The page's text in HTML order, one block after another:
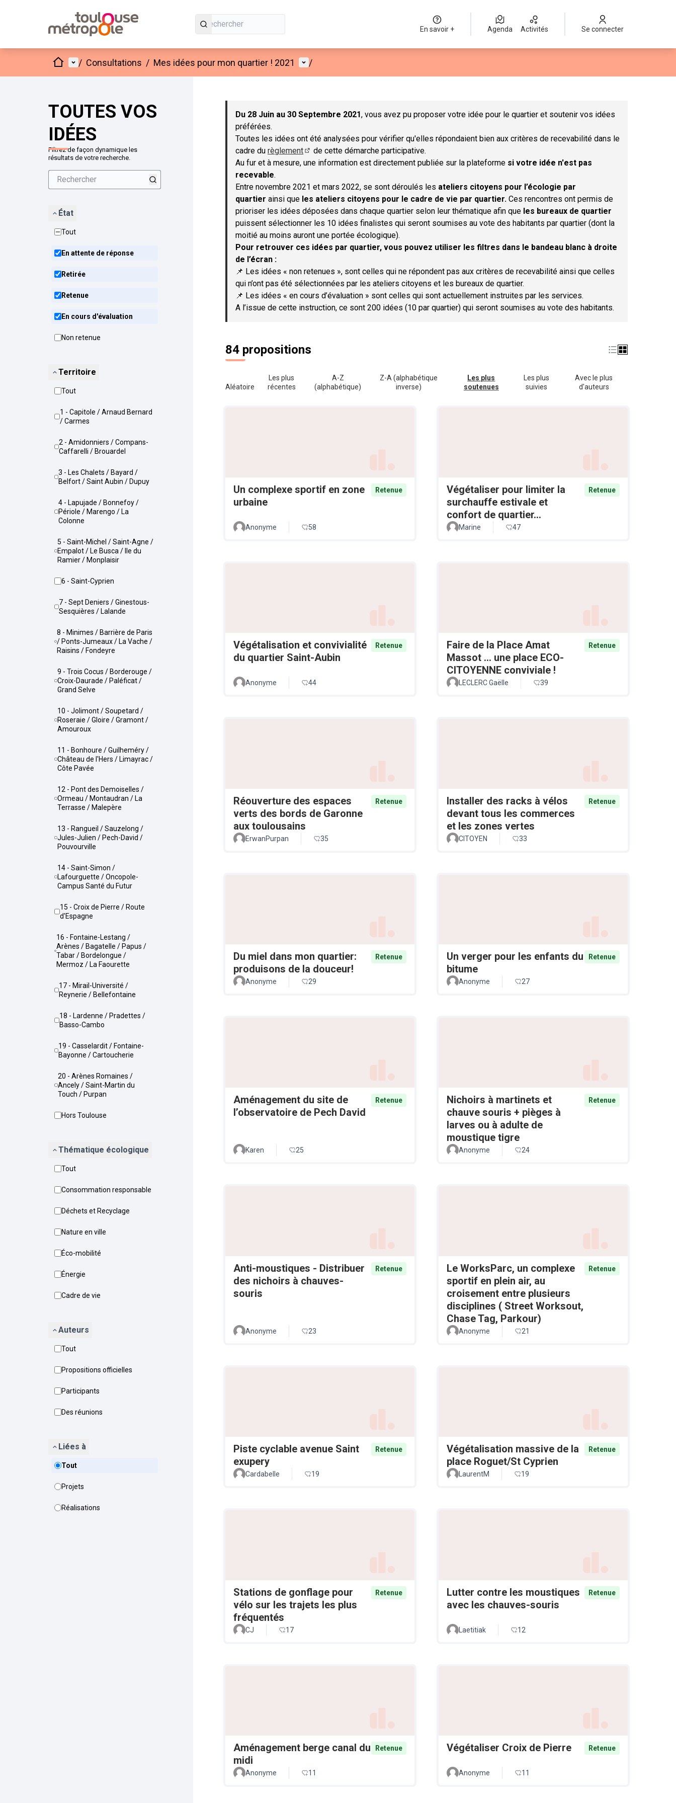
En savoir + Agenda Activités Se connecter
AccueilMenu principal
/ Consultations / Mes idées pour mon quartier ! 2021 Menu utilisateur
/
TOUTES VOS
IDÉES
Filtrez de façon dynamique les
résultats de votre recherche.
État
Tout
En attente de réponse
Retirée
Retenue
En cours d'évaluation
Non retenue
Territoire
Tout
1 - Capitole / Arnaud Bernard
/ Carmes
2 - Amidonniers / Compans-
Caffarelli / Brouardel
3 - Les Chalets / Bayard /
Belfort / Saint Aubin / Dupuy
4 - Lapujade / Bonnefoy /
Périole / Marengo / La
Colonne
5 - Saint-Michel / Saint-Agne /
Empalot / Le Busca / Ile du
Ramier / Monplaisir
6 - Saint-Cyprien
7 - Sept Deniers / Ginestous-
Sesquières / Lalande
8 - Minimes / Barrière de Paris
/ Ponts-Jumeaux / La Vache /
Raisins / Fondeyre
9 - Trois Cocus / Borderouge /
Croix-Daurade / Paléficat /
Grand Selve
10 - Jolimont / Soupetard /
Roseraie / Gloire / Gramont /
Amouroux
11 - Bonhoure / Guilheméry /
Château de l'Hers / Limayrac /
Côte Pavée
12 - Pont des Demoiselles /
Ormeau / Montaudran / La
Terrasse / Malepère
13 - Rangueil / Sauzelong /
Jules-Julien / Pech-David /
Pouvourville
14 - Saint-Simon /
Lafourguette / Oncopole-
Campus Santé du Futur
15 - Croix de Pierre / Route
d'Espagne
16 - Fontaine-Lestang /
Arènes / Bagatelle / Papus /
Tabar / Bordelongue /
Mermoz / La Faourette
17 - Mirail-Université /
Reynerie / Bellefontaine
18 - Lardenne / Pradettes /
Basso-Cambo
19 - Casselardit / Fontaine-
Bayonne / Cartoucherie
20 - Arènes Romaines /
Ancely / Saint-Martin du
Touch / Purpan
Hors Toulouse
Thématique écologique
Tout
Consommation responsable
Déchets et Recyclage
Nature en ville
Éco-mobilité
Énergie
Cadre de vie
Auteurs
Tout
Propositions officielles
Participants
Des réunions
Liées à
Tout
Projets
Réalisations
Passer la carte
Du 28 Juin au 30 Septembre 2021, vous avez pu proposer votre idée pour le quartier et soutenir vos idées
préférées.
Toutes les idées ont été analysées pour vérifier qu'elles répondaient bien aux critères de recevabilité dans le
cadre du règlement
(S'ouvre dans un nouvel onglet)
de cette démarche participative.
Au fur et à mesure, une information est directement publiée sur la plateforme si votre idée n'est pas
recevable.
Entre novembre 2021 et mars 2022, se sont déroulés les ateliers citoyens pour l’écologie par
quartier ainsi que les ateliers citoyens pour le cadre de vie par quartier. Ces rencontres ont permis de
prioriser les idées déposées dans chaque quartier selon leur thématique afin que les bureaux de quartier
puissent sélectionner les 10 idées finalistes qui seront soumises au vote des habitants par quartier (dont la
moitié au moins auront une portée écologique).
Pour retrouver ces idées par quartier, vous pouvez utiliser les filtres dans le bandeau blanc à droite
de l’écran :
📌 Les idées « non retenues », sont celles qui ne répondent pas aux critères de recevabilité ainsi que celles
qui n’ont pas été sélectionnées par les ateliers citoyens et les bureaux de quartier.
📌 Les idées « en cours d’évaluation » sont celles qui sont actuellement instruites par les services.
A l’issue de cette instruction, ce sont 200 idées (10 par quartier) qui seront soumises au vote des habitants.
84 propositions
Aléatoire
Les plus
récentes
A-Z
(alphabétique)
Z-A (alphabétique
inverse)
Les plus
soutenues
Les plus
suivies
Avec le plus
d'auteurs
Un complexe sportif en zone
urbaine
Retenue
Anonyme 58
Végétaliser pour limiter la
surchauffe estivale et
confort de quartier...
Retenue
Marine 47
Végétalisation et convivialité
du quartier Saint-Aubin
Retenue
Anonyme 44
Faire de la Place Amat
Massot ... une place ECO-
CITOYENNE conviviale !
Retenue
LECLERC Gaëlle 39
Réouverture des espaces
verts des bords de Garonne
aux toulousains
Retenue
ErwanPurpan 35
Installer des racks à vélos
devant tous les commerces
et les zones vertes
Retenue
CITOYEN 33
Du miel dans mon quartier:
produisons de la douceur!
Retenue
Anonyme 29
Un verger pour les enfants du
bitume
Retenue
Anonyme 27
Aménagement du site de
l’observatoire de Pech David
Retenue
Karen 25
Nichoirs à martinets et
chauve souris + pièges à
larves ou à adulte de
moustique tigre
Retenue
Anonyme 24
Anti-moustiques - Distribuer
des nichoirs à chauves-
souris
Retenue
Anonyme 23
Le WorksParc, un complexe
sportif en plein air, au
croisement entre plusieurs
disciplines ( Street Worksout,
Chase Tag, Parkour)
Retenue
Anonyme 21
Piste cyclable avenue Saint
exupery
Retenue
Cardabelle 19
Végétalisation massive de la
place Roguet/St Cyprien
Retenue
LaurentM 19
Stations de gonflage pour
vélo sur les trajets les plus
fréquentés
Retenue
CJ 17
Lutter contre les moustiques
avec les chauves-souris
Retenue
Laetitiak 12
Aménagement berge canal du
midi
Retenue
Anonyme 11
Végétaliser Croix de Pierre Retenue
Anonyme 11